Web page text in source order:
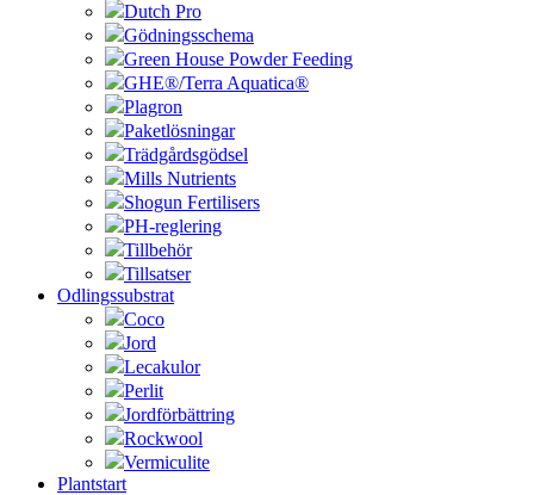
Dutch Pro
Gödningsschema
Green House Powder Feeding
GHE®/Terra Aquatica®
Plagron
Paketlösningar
Trädgårdsgödsel
Mills Nutrients
Shogun Fertilisers
PH-reglering
Tillbehör
Tillsatser
Odlingssubstrat
Coco
Jord
Lecakulor
Perlit
Jordförbättring
Rockwool
Vermiculite
Plantstart